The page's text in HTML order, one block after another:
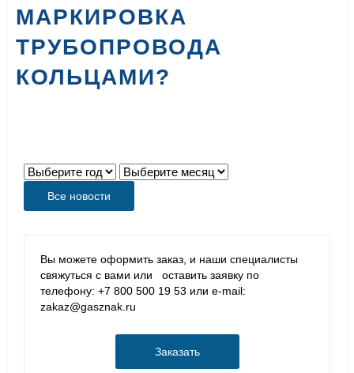
МАРКИРОВКА
ТРУБОПРОВОДА
КОЛЬЦАМИ?
Все новости
Вы можете оформить заказ, и наши специалисты
свяжуться с вами или оставить заявку по
телефону: +7 800 500 19 53 или e-mail:
zakaz@gasznak.ru
Заказать